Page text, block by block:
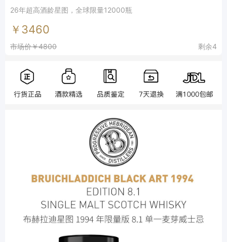
26年超高酒龄星图，全球限量12000瓶
￥3460
市场价￥4800 剩余4